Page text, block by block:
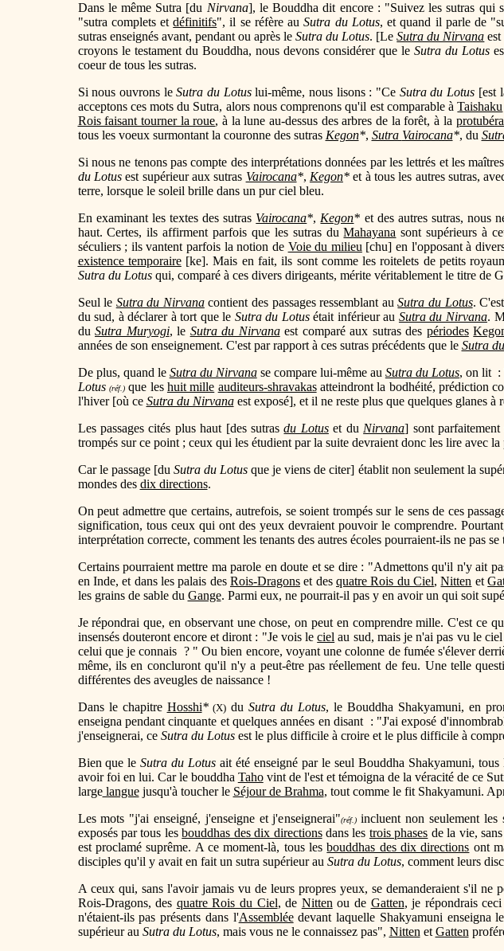
Dans le même Sutra [du Nirvana], le Bouddha dit encore : "Suivez les sutras qui
"sutra complets etdéfinitifs", il se réfère auSutra du Lotus, et quand il parle de
sutras enseignés avant, pendant ou après le Sutra du Lotus. [LeSutra du Nirvana
croyons le testament du Bouddha, nous devons considérer que leSutra du Lotus
coeur de tous les sutras.
Si nous ouvrons leSutra du Lotuslui-même, nous lisons : "Ce Sutra du Lotus [est
acceptons ces mots du Sutra, alors nous comprenons qu'il est comparable àTaishaku
Rois faisant tourner la roue, à la lune au-dessus des arbres de la forêt, à la
tous les voeux surmontant la couronne des sutras Kegon*, Sutra Vairocana*, du
Si nous ne tenons pas compte des interprétations données par les lettrés et les
du Lotusest supérieur aux sutras Vairocana*, Kegon*et à tous les autres sutras,
terre, lorsque le soleil brille dans un pur ciel bleu.
En examinant les textes des sutras Vairocana*, Kegon* et des autres sutras, nous
haut. Certes, ils affirment parfois que les sutras duMahayana sont supérieurs à
séculiers ; ils vantent parfois la notion de Voie du milieu [chu] en l'opposant à
existence temporaire[ke]. Mais en fait, ils sont comme les roitelets de petits
Sutra du Lotusqui, comparé à ces divers dirigeants, mérite véritablement le titre de
Seul le Sutra du Nirvanacontient des passages ressemblant auSutra du Lotus.
du sud, à déclarer à tort que le Sutra du Lotusétait inférieur au Sutra du Nirvana.
duSutra Muryogi, le Sutra du Nirvanaest comparé aux sutras des périodes
années de son enseignement. C'est par rapport à ces sutras précédents que le Sutra
De plus, quand le Sutra du Nirvanase compare lui-même au Sutra du Lotus, on lit :
Lotus (réf.)que les huit mille auditeurs-shravakasatteindront la bodhéité, prédiction
l'hiver [où ce Sutra du Nirvanaest exposé], et il ne reste plus que quelques glanes à
Les passages cités plus haut [des sutras du Lotuset du Nirvana] sont
trompés sur ce point ; ceux qui les étudient par la suite devraient donc les lire avec la
Car le passage [du Sutra du Lotus que je viens de citer] établit non seulement la
mondes des dix directions.
On peut admettre que certains, autrefois, se soient trompés sur le sens de ces
signification, tous ceux qui ont des yeux devraient pouvoir le comprendre.
interprétation correcte, comment les tenants des autres écoles pourraient-ils ne pas
Certains pourraient mettre ma parole en doute et se dire : "Admettons qu'il n'y ait
en Inde, et dans les palais des Rois-Dragonset desquatre Rois du Ciel,Nitten et
les grains de sable du Gange. Parmi eux, ne pourrait-il pas y en avoir un qui soit
Je répondrai que, en observant une chose, on peut en comprendre mille. C'est ce
insensés douteront encore et diront : "Je vois leciel au sud, mais je n'ai pas vu le
celui que je connais ? " Ou bien encore, voyant une colonne de fumée s'élever
même, ils en concluront qu'il n'y a peut-être pas réellement de feu. Une telle
différentes des aveugles de naissance !
Dans le chapitre Hosshi*(X)du Sutra du Lotus, le Bouddha Shakyamuni, en
enseigna pendant cinquante et quelques années en disant : "J'ai exposé
j'enseignerai, ce Sutra du Lotusest le plus difficile à croire et le plus difficile à
Bien que leSutra du Lotus ait été enseigné par le seul Bouddha Shakyamuni,
avoir foi en lui. Car le bouddha Tahovint de l'est et témoigna de la véracité de ce
largelanguejusqu'à toucher le Séjour de Brahma, tout comme le fit Shakyamuni.
Les mots "j'ai enseigné, j'enseigne et j'enseignerai"(réf.)incluent non seulement les
exposés par tous lesbouddhas des dix directionsdans les trois phases de la vie,
est proclamé suprême. A ce moment-là, tous lesbouddhas des dix directions ont
disciples qu'il y avait en fait un sutra supérieur au Sutra du Lotus, comment leurs
A ceux qui, sans l'avoir jamais vu de leurs propres yeux, se demanderaient s'il ne
Rois-Dragons, des quatre Rois du Ciel, de Nitten ou de Gatten, je répondrais
n'étaient-ils pas présents dans l'Assembléedevant laquelle Shakyamuni enseigna
supérieur au Sutra du Lotus, mais vous ne le connaissez pas", Nitten et Gatten